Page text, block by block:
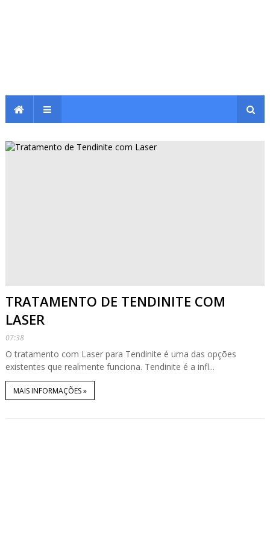
TRATAMENTO DE TENDINITE COM
LASER
07:38
O tratamento com Laser para Tendinite é uma das opções
existentes que realmente funciona. Tendinite é a infl...
MAIS INFORMAÇÕES »